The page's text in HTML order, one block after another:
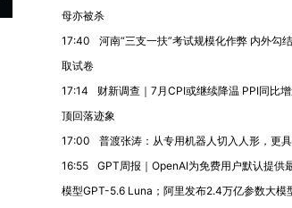
母亦被杀
17:40
河南“三支一扶”考试规模化作弊 内外勾
取试卷
17:14
财新调查｜7月CPI或继续降温 PPI同比
顶回落迹象
17:00
普渡张涛：从专用机器人切入人形，更
16:55
GPT周报｜OpenAI为免费用户默认提供
模型GPT-5.6 Luna；阿里发布2.4万亿参数大模